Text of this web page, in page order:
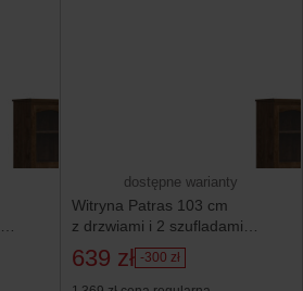
dostępne warianty
Witryna Patras 103 cm
z drzwiami i 2 szufladami
dąb april
639 zł -300 zł